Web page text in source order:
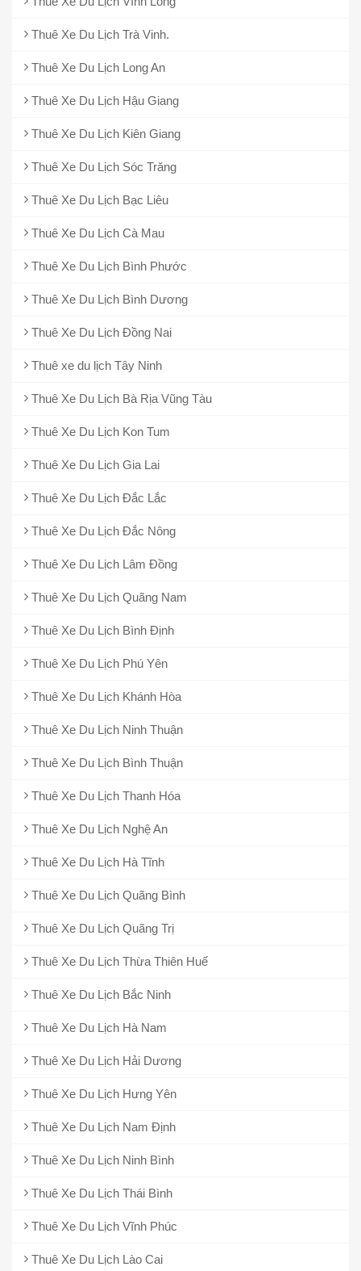
Thuê Xe Du Lịch Trà Vinh.
Thuê Xe Du Lịch Long An
Thuê Xe Du Lịch Hậu Giang
Thuê Xe Du Lịch Kiên Giang
Thuê Xe Du Lịch Sóc Trăng
Thuê Xe Du Lịch Bạc Liêu
Thuê Xe Du Lịch Cà Mau
Thuê Xe Du Lịch Bình Phước
Thuê Xe Du Lịch Bình Dương
Thuê Xe Du Lịch Đồng Nai
Thuê xe du lịch Tây Ninh
Thuê Xe Du Lịch Bà Rịa Vũng Tàu
Thuê Xe Du Lịch Kon Tum
Thuê Xe Du Lịch Gia Lai
Thuê Xe Du Lịch Đắc Lắc
Thuê Xe Du Lịch Đắc Nông
Thuê Xe Du Lịch Lâm Đồng
Thuê Xe Du Lịch Quãng Nam
Thuê Xe Du Lịch Bình Định
Thuê Xe Du Lịch Phú Yên
Thuê Xe Du Lịch Khánh Hòa
Thuê Xe Du Lịch Ninh Thuận
Thuê Xe Du Lịch Bình Thuận
Thuê Xe Du Lịch Thanh Hóa
Thuê Xe Du Lịch Nghệ An
Thuê Xe Du Lịch Hà Tĩnh
Thuê Xe Du Lịch Quãng Bình
Thuê Xe Du Lịch Quãng Trị
Thuê Xe Du Lịch Thừa Thiên Huế
Thuê Xe Du Lịch Bắc Ninh
Thuê Xe Du Lịch Hà Nam
Thuê Xe Du Lịch Hải Dương
Thuê Xe Du Lịch Hưng Yên
Thuê Xe Du Lịch Nam Định
Thuê Xe Du Lịch Ninh Bình
Thuê Xe Du Lịch Thái Bình
Thuê Xe Du Lịch Vĩnh Phúc
Thuê Xe Du Lịch Lào Cai